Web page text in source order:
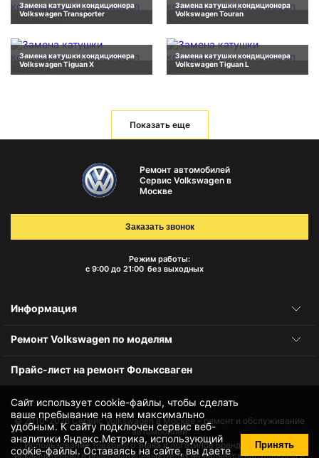
Замена катушки кондиционера
Volkswagen Transporter
Замена катушки кондиционера
Volkswagen Touran
Замена катушки кондиционера
Volkswagen Tiguan X
Замена катушки кондиционера
Volkswagen Tiguan L
Показать еще
Сайт использует cookie-файлы, чтобы сделать
ваше пребывание на нем максимально
удобным. К cайту подключен сервис веб-
аналитики Яндекс.Метрика, использующий
cookie-файлы. Оставаясь на сайте, вы даете
Принять
Ремонт автомобилей
Сервис Volkswagen в
Москве
Режим работы:
с 9:00 до 21:00 без выходных
Заказать звонок
Информация
Ремонт Volkswagen по моделям
Прайс-лист на ремонт Фольксваген
© 2010-2026Сервис Volkswagen в Москве – ремонт и обслуживание
автомобилей
Использование товарного знака и логотипов бренда происходит
исключительно в информационных целях не является нарушением и